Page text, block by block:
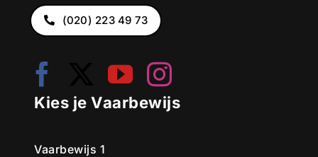
(020) 223 49 73
Kies je Vaarbewijs
Vaarbewijs 1